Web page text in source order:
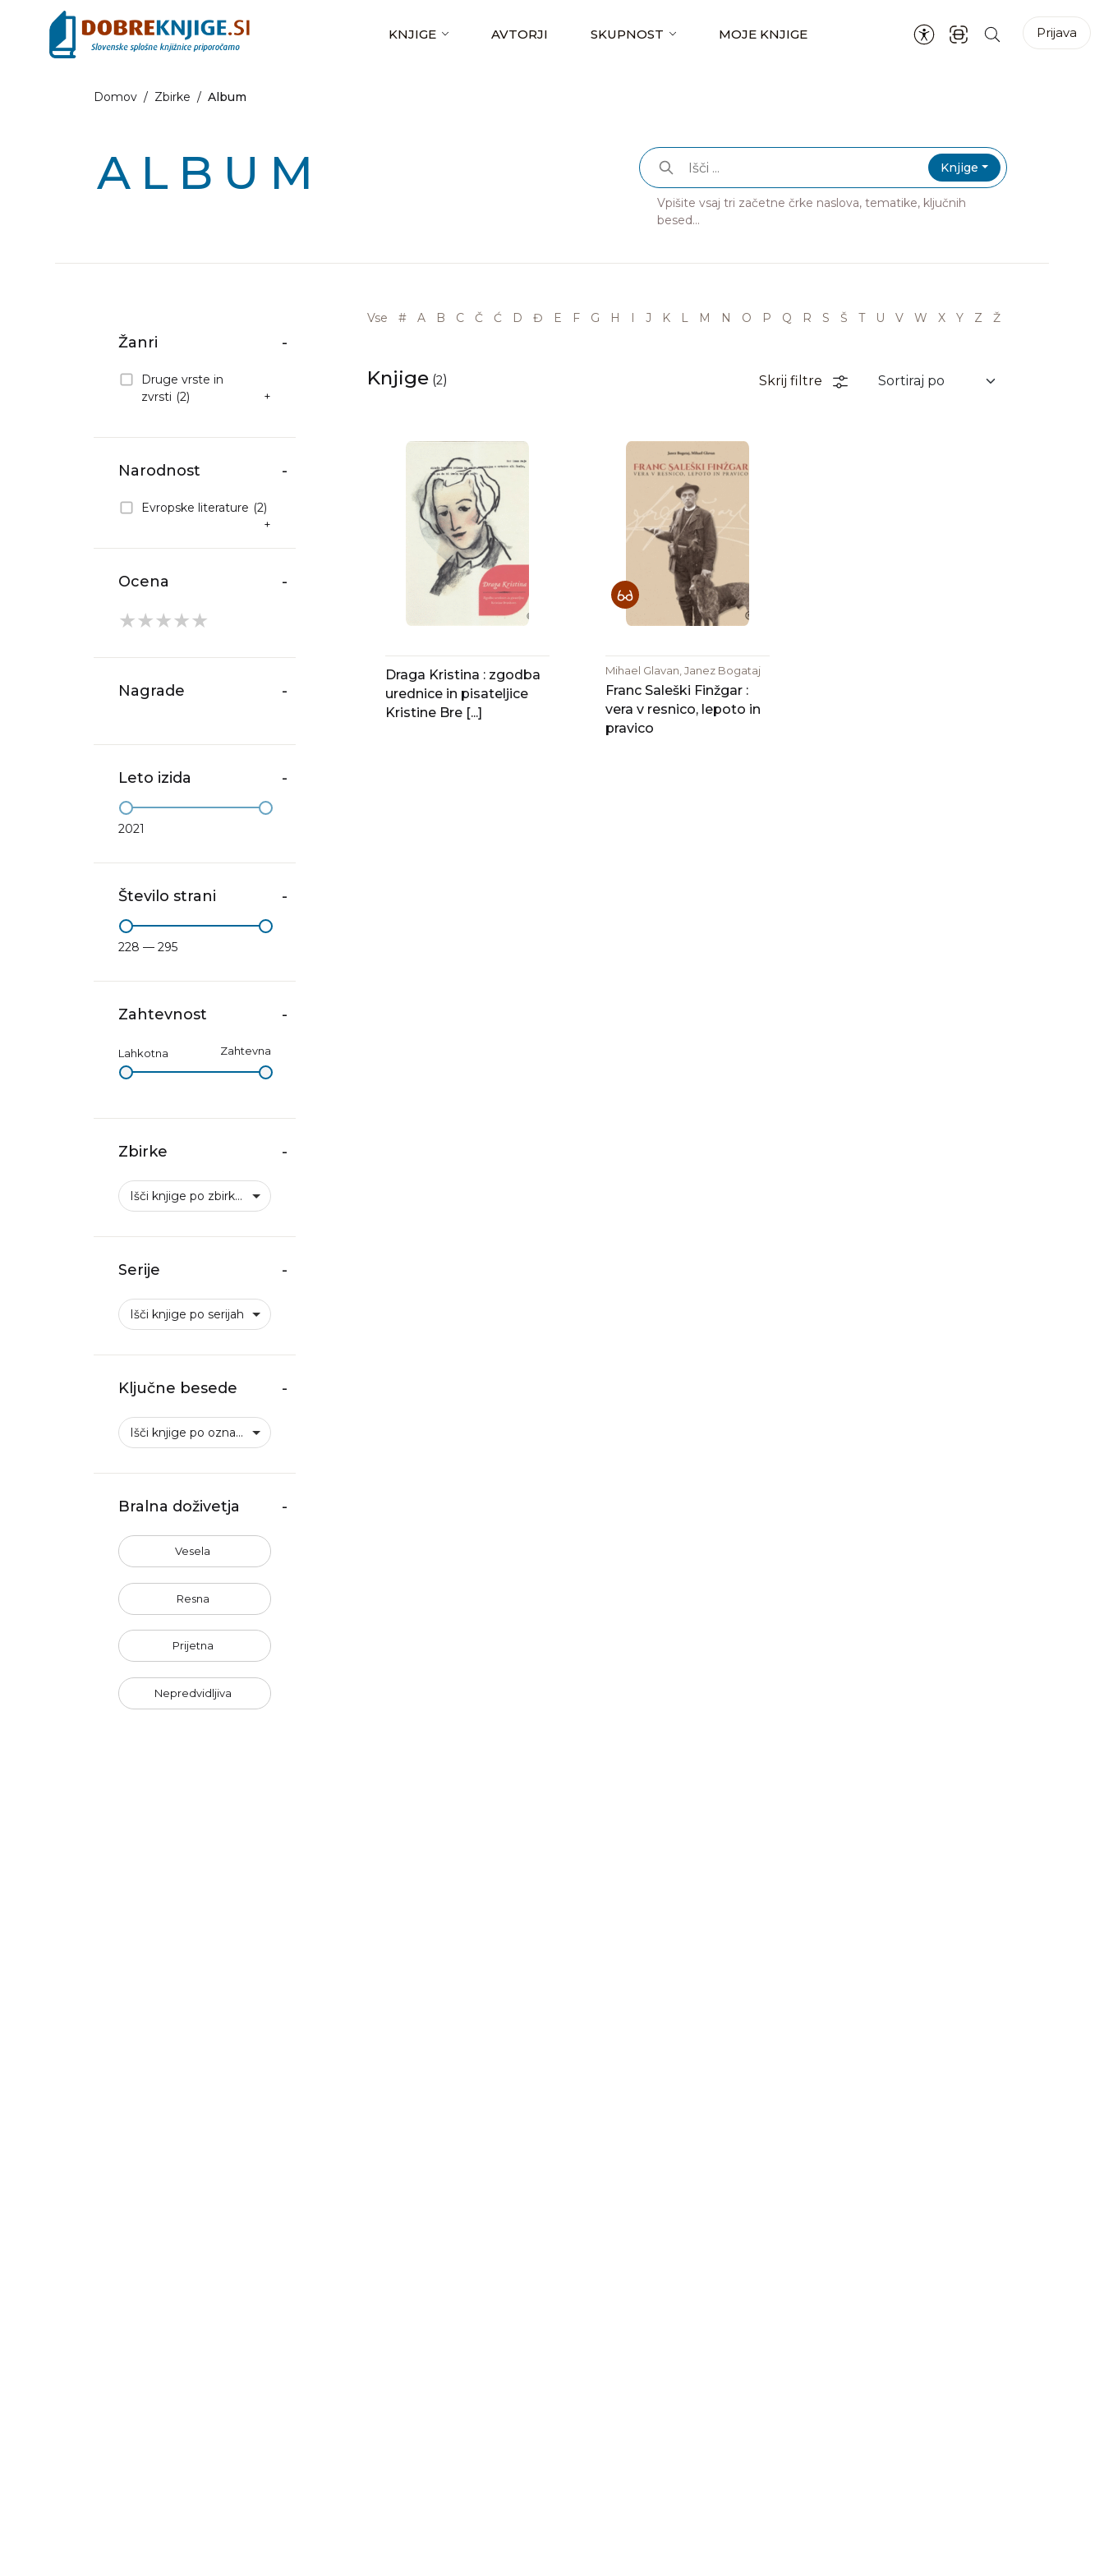
KNJIGE AVTORJI SKUPNOST MOJE KNJIGE Prijava
Domov / Zbirke / Album
ALBUM Knjige
Vpišite vsaj tri začetne črke naslova, tematike, ključnih
besed...
Žanri -
Druge vrste in
zvrsti (2) +
Narodnost -
Evropske literature (2)
+
Ocena -
★
★
★
★
★
Nagrade -
Leto izida -
2021
Število strani -
228 — 295
Zahtevnost -
Lahkotna Zahtevna
Zbirke -
Išči knjige po zbirkah
Serije -
Išči knjige po serijah
Ključne besede -
Išči knjige po oznakah
Bralna doživetja -
Vesela
Resna
Prijetna
Nepredvidljiva
Vse # A B C Č Ć D Đ E F G H I J K L M N O P Q R S Š T U V W X Y Z Ž
Knjige (2) Skrij filtre
Draga Kristina : zgodba
urednice in pisateljice
Kristine Bre [...]
Mihael Glavan, Janez Bogataj
Franc Saleški Finžgar :
vera v resnico, lepoto in
pravico